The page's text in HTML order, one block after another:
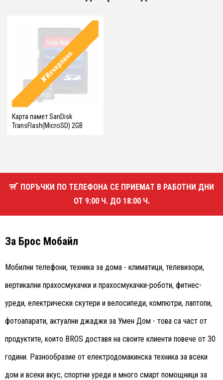
✘Изчерпано
Карта памет SanDisk
TransFlash(MicroSD) 2GB
ПОРЪЧКИ ПО ТЕЛЕФОНА СЕ ПРИЕМАТ В РАБОТНИ ДНИ
ОТ 9:00 Ч. ДО 18:00 Ч.
За Брос Мобайл
Мобилни телефони, техника за дома - климатици, телевизори,
вертикални прахосмукачки и прахосмукачки-роботи, фитнес-
уреди, електрически скутери и велосипеди, компютри, лаптопи,
фотоапарати, актуални джаджи за Умен Дом - това са част от
продуктите, които BROS доставя на своите клиенти повече от 30
години. Разнообразие от електродомакинска техника за всеки
дом и всеки вкус, спортни уреди и много смарт помощници за